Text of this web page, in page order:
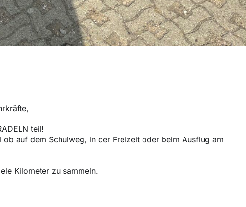
teil!
auf dem Schulweg, in der Freizeit oder beim Ausflug am
Kilometer zu sammeln.